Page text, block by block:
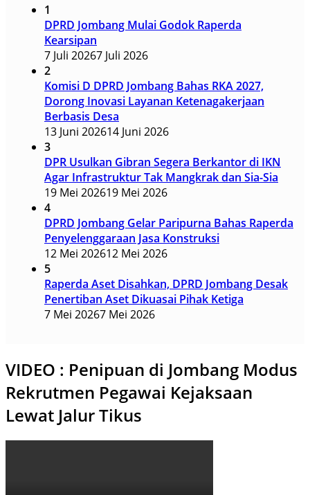
1
DPRD Jombang Mulai Godok Raperda
Kearsipan
7 Juli 20267 Juli 2026
2
Komisi D DPRD Jombang Bahas RKA 2027,
Dorong Inovasi Layanan Ketenagakerjaan
Berbasis Desa
13 Juni 202614 Juni 2026
3
DPR Usulkan Gibran Segera Berkantor di IKN
Agar Infrastruktur Tak Mangkrak dan Sia-Sia
19 Mei 202619 Mei 2026
4
DPRD Jombang Gelar Paripurna Bahas Raperda
Penyelenggaraan Jasa Konstruksi
12 Mei 202612 Mei 2026
5
Raperda Aset Disahkan, DPRD Jombang Desak
Penertiban Aset Dikuasai Pihak Ketiga
7 Mei 20267 Mei 2026
VIDEO : Penipuan di Jombang Modus
Rekrutmen Pegawai Kejaksaan
Lewat Jalur Tikus